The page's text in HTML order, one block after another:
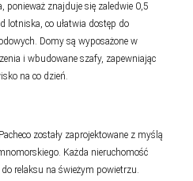
ponieważ znajduje się zaledwie 0,5
lotniska, co ułatwia dostęp do
Domy są wyposażone w
i wbudowane szafy, zapewniając
na co dzień.
zostały zaprojektowane z myślą
Każda nieruchomość
relaksu na świeżym powietrzu.